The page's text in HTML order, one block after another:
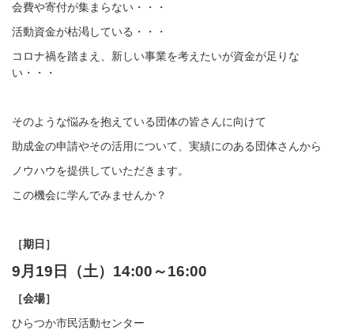
会費や寄付が集まらない・・・
活動資金が枯渇している・・・
コロナ禍を踏まえ、新しい事業を考えたいが資金が足りな
い・・・
そのような悩みを抱えている団体の皆さんに向けて
助成金の申請やその活用について、実績にのある団体さんから
ノウハウを提供していただきます。
この機会に学んでみませんか？
［期日］
9月19日（土）14:00～16:00
［会場］
ひらつか市民活動センター